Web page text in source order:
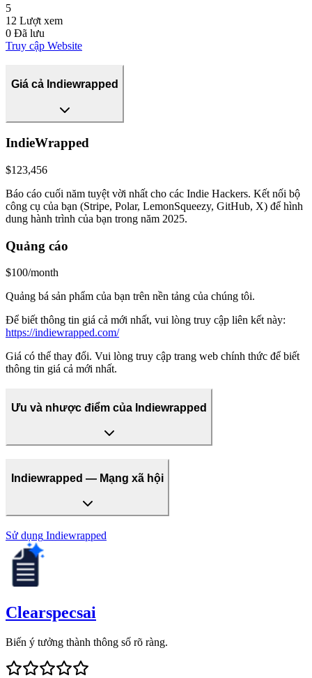
5
12 Lượt xem
0 Đã lưu
Truy cập Website
Giá cả Indiewrapped
IndieWrapped
$123,456
Báo cáo cuối năm tuyệt vời nhất cho các Indie Hackers. Kết nối bộ
công cụ của bạn (Stripe, Polar, LemonSqueezy, GitHub, X) để hình
dung hành trình của bạn trong năm 2025.
Quảng cáo
$100/month
Quảng bá sản phẩm của bạn trên nền tảng của chúng tôi.
Để biết thông tin giá cả mới nhất, vui lòng truy cập liên kết này:
https://indiewrapped.com/
Giá có thể thay đổi. Vui lòng truy cập trang web chính thức để biết
thông tin giá cả mới nhất.
Ưu và nhược điểm của Indiewrapped
Indiewrapped — Mạng xã hội
Sử dụng Indiewrapped
Clearspecsai
Biến ý tưởng thành thông số rõ ràng.